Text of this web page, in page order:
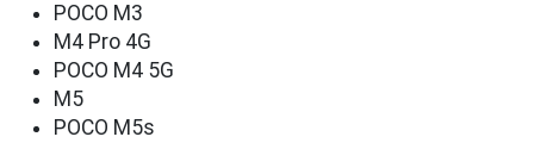
POCO M3
M4 Pro 4G
POCO M4 5G
M5
POCO M5s